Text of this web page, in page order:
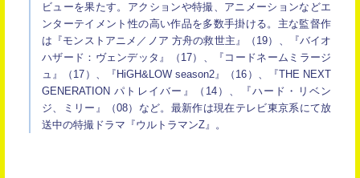
ビューを果たす。アクションや特撮、アニメーションなどエ
ンターテイメント性の高い作品を多数手掛ける。主な監督作
は『モンストアニメ／ノア 方舟の救世主』（19）、『バイオ
ハザード：ヴェンデッタ』（17）、『コードネームミラージ
ュ』（17）、『HiGH&LOW season2』（16）、『THE NEXT
GENERATION パトレイバー』（14）、『ハード・リベン
ジ、ミリー』（08）など。最新作は現在テレビ東京系にて放
送中の特撮ドラマ『ウルトラマンZ』。